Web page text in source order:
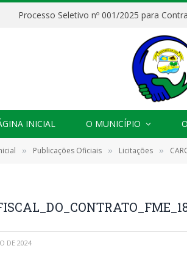
INICIAL O MUNICÍPIO
» Publicações Oficiais » Licitações »
DE 2024